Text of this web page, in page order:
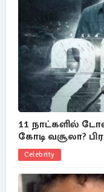
11 நாட்களில்
கோடி வசூலா?
Celebrity